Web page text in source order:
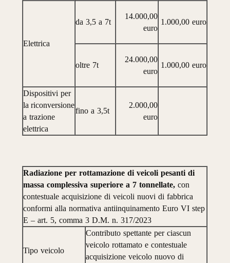
Elettrica
da 3,5 a 7t
14.000,00
euro
1.000,00 euro
oltre 7t
24.000,00
euro
1.000,00 euro
Dispositivi per
la riconversione
a trazione
elettrica
fino a 3,5t
2.000,00
euro
Radiazione per rottamazione di veicoli pesanti di
massa complessiva superiore a 7 tonnellate, con
contestuale acquisizione di veicoli nuovi di fabbrica
conformi alla normativa antiinquinamento Euro VI step
E – art. 5, comma 3 D.M. n. 317/2023
Tipo veicolo
Contributo spettante per ciascun
veicolo rottamato e contestuale
acquisizione veicolo nuovo di